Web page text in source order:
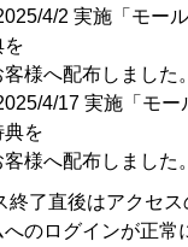
4/2 実施「モー
を
様へ配布しました。
4/17 実施「モー
を
様へ配布しました。
終了直後はアクセ
のログインが正常